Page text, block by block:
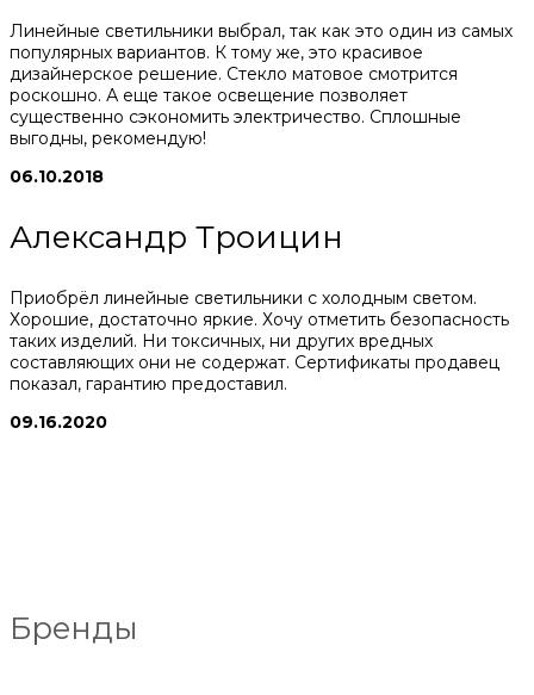
Линейные светильники выбрал, так как это один из самых
популярных вариантов. К тому же, это красивое
дизайнерское решение. Стекло матовое смотрится
роскошно. А еще такое освещение позволяет
существенно сэкономить электричество. Сплошные
выгодны, рекомендую!
06.10.2018
Александр Троицин
Приобрёл линейные светильники с холодным светом.
Хорошие, достаточно яркие. Хочу отметить безопасность
таких изделий. Ни токсичных, ни других вредных
составляющих они не содержат. Сертификаты продавец
показал, гарантию предоставил.
09.16.2020
Бренды